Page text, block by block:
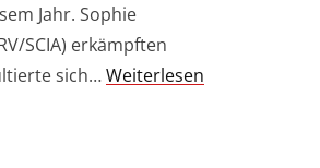
Jahr. Sophie
SCIA) erkämpften
sich…Weiterlesen